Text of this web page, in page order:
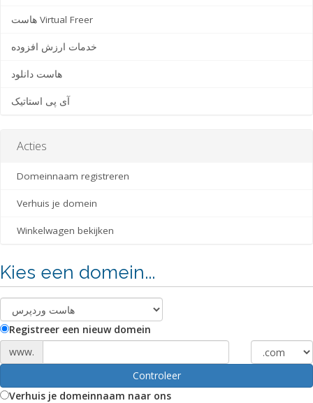
هاست Virtual Freer
خدمات ارزش افزوده
هاست دانلود
آی پی استاتیک
Acties
Domeinnaam registreren
Verhuis je domein
Winkelwagen bekijken
Kies een domein...
Registreer een nieuw domein
www.
Controleer
Verhuis je domeinnaam naar ons